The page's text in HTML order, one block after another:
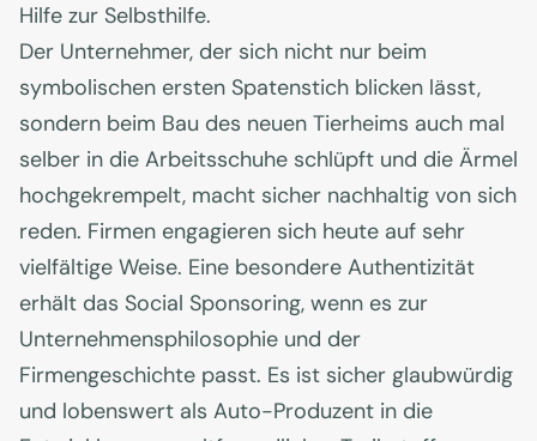
Hilfe zur Selbsthilfe.
Der Unternehmer, der sich nicht nur beim
symbolischen ersten Spatenstich blicken lässt,
sondern beim Bau des neuen Tierheims auch mal
selber in die Arbeitsschuhe schlüpft und die Ärmel
hochgekrempelt, macht sicher nachhaltig von sich
reden. Firmen engagieren sich heute auf sehr
vielfältige Weise. Eine besondere Authentizität
erhält das Social Sponsoring, wenn es zur
Unternehmensphilosophie und der
Firmengeschichte passt. Es ist sicher glaubwürdig
und lobenswert als Auto-Produzent in die